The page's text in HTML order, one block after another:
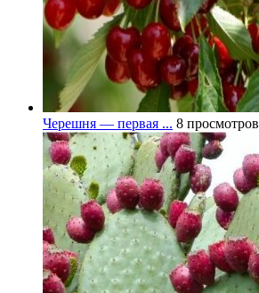
Черешня — первая ... 8 просмотров